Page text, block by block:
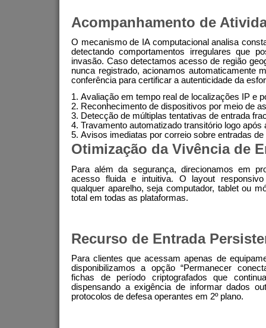
Acompanhamento de
O mecanismo de IA computacional analisa
detectando comportamentos irregulares que
invasão. Caso detectamos acesso de região
nunca registrado, acionamos automaticamente
conferência para certificar a autenticidade da
Avaliação em tempo real de localizações IP e
Reconhecimento de dispositivos por meio de
Detecção de múltiplas tentativas de entrada
Travamento automatizado transitório logo após
Avisos imediatas por correio sobre entradas
Otimização da Vivência de
Para além da segurança, direcionamos em
acesso fluida e intuitiva. O layout
qualquer aparelho, seja computador, tablet ou
total em todas as plataformas.
Recurso de Entrada
Para clientes que acessam apenas de
disponibilizamos a opção “Permanecer
fichas de período criptografados que
dispensando a exigência de informar dados
protocolos de defesa operantes em 2º plano.